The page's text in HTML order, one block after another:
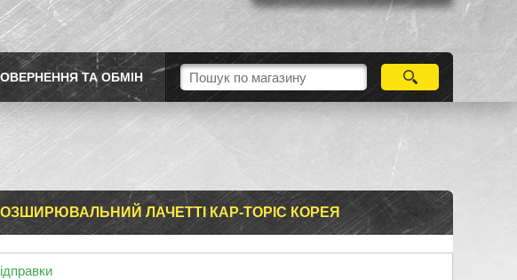
ТА ОБМІН
ЛАЧЕТТІ КАР-TOPIC КОРЕЯ